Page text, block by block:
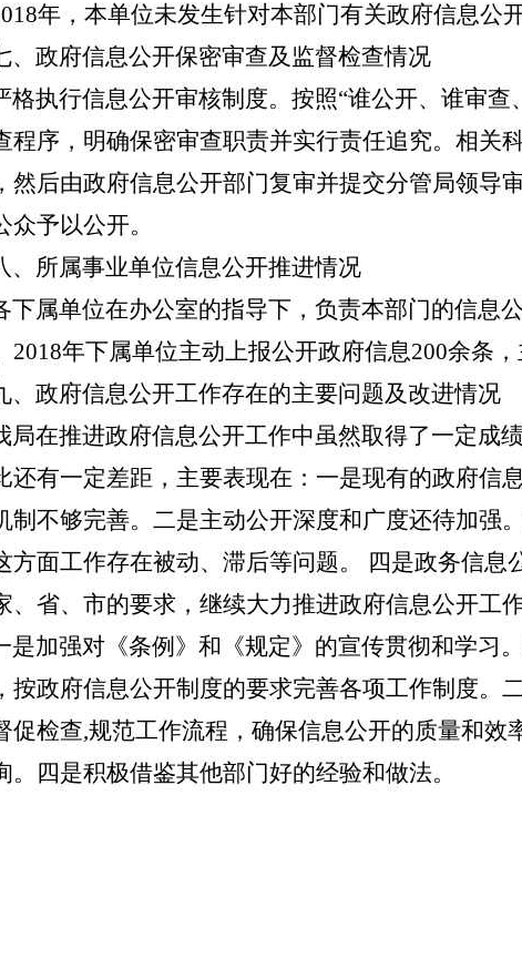
8年，本单位未发生针对本部门有关政府信息公
、政府信息公开保密审查及监督检查情况
格执行信息公开审核制度。按照“谁公开、谁审
程序，明确保密审查职责并实行责任追究。相关
然后由政府信息公开部门复审并提交分管局领导
众予以公开。
、所属事业单位信息公开推进情况
下属单位在办公室的指导下，负责本部门的信息
2018年下属单位主动上报公开政府信息200余条
、政府信息公开工作存在的主要问题及改进情况
局在推进政府信息公开工作中虽然取得了一定成
还有一定差距，主要表现在：一是现有的政府信
制不够完善。二是主动公开深度和广度还待加强
方面工作存在被动、滞后等问题。 四是政务信息
、省、市的要求，继续大力推进政府信息公开工
是加强对《条例》和《规定》的宣传贯彻和学习
按政府信息公开制度的要求完善各项工作制度。
促检查,规范工作流程，确保信息公开的质量和
。四是积极借鉴其他部门好的经验和做法。